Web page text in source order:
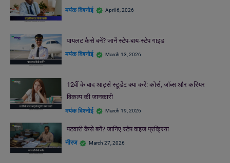
मयंक विश्नोई April 6, 2026
पायलट कैसे बनें? जानें स्टेप-बाय-स्टेप गाइड
मयंक विश्नोई March 13, 2026
12वीं के बाद आर्ट्स स्टूडेंट क्या करें: कोर्स, जॉब्स और करियर
विकल्प की जानकारी
मयंक विश्नोई March 19, 2026
पटवारी कैसे बनें? जानिए स्टेप वाइज प्रक्रिया
नीरज March 27, 2026